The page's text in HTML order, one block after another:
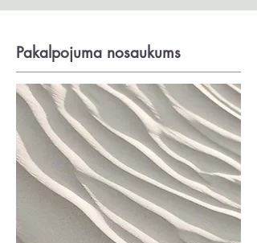
Pakalpojuma nosaukums